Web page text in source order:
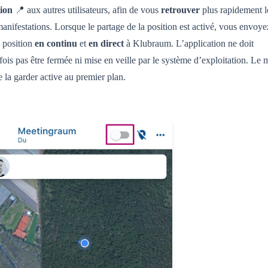
📍 aux autres utilisateurs, afin de vous retrouver plus rapidement
Lorsque le partage de la position est activé, vous
position en continu et en direct à Klubraum. L’application ne doit
pas être fermée ni mise en veille par le système d’exploitation. Le
la garder active au premier plan.